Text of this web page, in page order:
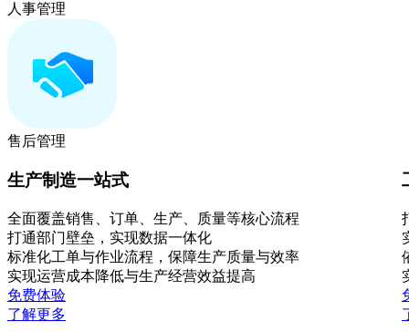
人事管理
售后管理
生产制造一站式
全面覆盖销售、订单、生产、质量等核心流程
打通部门壁垒，实现数据一体化
标准化工单与作业流程，保障生产质量与效率
实现运营成本降低与生产经营效益提高
免费体验
了解更多